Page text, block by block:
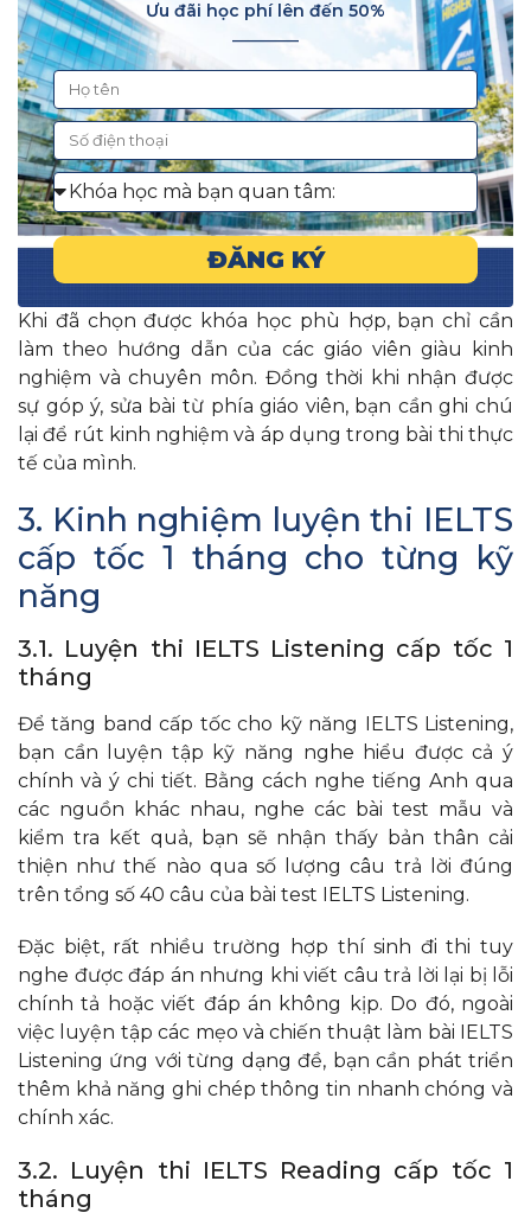
Ưu đãi học phí lên đến 50%
ĐĂNG KÝ
Khi đã chọn được khóa học phù hợp, bạn chỉ cần
làm theo hướng dẫn của các giáo viên giàu kinh
nghiệm và chuyên môn. Đồng thời khi nhận được
sự góp ý, sửa bài từ phía giáo viên, bạn cần ghi chú
lại để rút kinh nghiệm và áp dụng trong bài thi thực
tế của mình.
3. Kinh nghiệm luyện thi IELTS
cấp tốc 1 tháng cho từng kỹ
năng
3.1. Luyện thi IELTS Listening cấp tốc 1
tháng
Để tăng band cấp tốc cho kỹ năng IELTS Listening,
bạn cần luyện tập kỹ năng nghe hiểu được cả ý
chính và ý chi tiết. Bằng cách nghe tiếng Anh qua
các nguồn khác nhau, nghe các bài test mẫu và
kiểm tra kết quả, bạn sẽ nhận thấy bản thân cải
thiện như thế nào qua số lượng câu trả lời đúng
trên tổng số 40 câu của bài test IELTS Listening.
Đặc biệt, rất nhiều trường hợp thí sinh đi thi tuy
nghe được đáp án nhưng khi viết câu trả lời lại bị lỗi
chính tả hoặc viết đáp án không kịp. Do đó, ngoài
việc luyện tập các mẹo và chiến thuật làm bài IELTS
Listening ứng với từng dạng đề, bạn cần phát triển
thêm khả năng ghi chép thông tin nhanh chóng và
chính xác.
3.2. Luyện thi IELTS Reading cấp tốc 1
tháng